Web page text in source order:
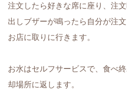
注文したら好きな席に座り、注
出しブザーが鳴ったら自分が注
お店に取りに行きます。
お水はセルフサービスで、食べ
却場所に返します。